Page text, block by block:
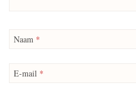
Naam *
E-mail *